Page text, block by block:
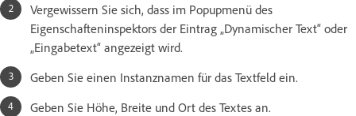
Vergewissern Sie sich, dass im Popupmenü des
Eigenschafteninspektors der Eintrag „Dynamischer Text“ oder
„Eingabetext“ angezeigt wird.
Geben Sie einen Instanznamen für das Textfeld ein.
Geben Sie Höhe, Breite und Ort des Textes an.